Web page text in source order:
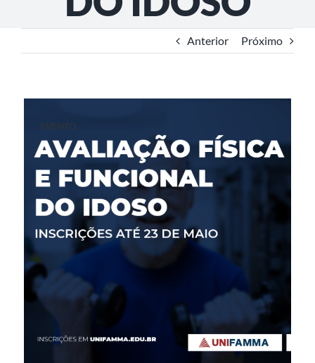
Anterior Próximo
Larger
Image